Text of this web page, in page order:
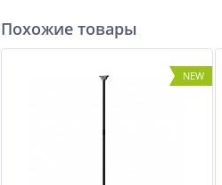
Похожие товары
NEW